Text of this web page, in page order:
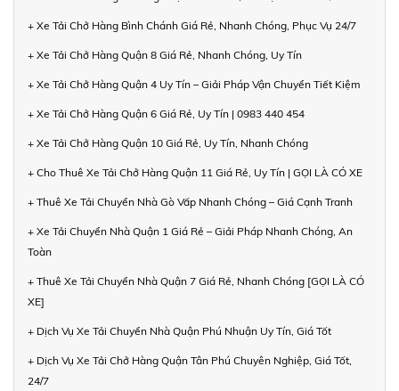
+ Xe Tải Chở Hàng Bình Chánh Giá Rẻ, Nhanh Chóng, Phục Vụ 24/7
+ Xe Tải Chở Hàng Quận 8 Giá Rẻ, Nhanh Chóng, Uy Tín
+ Xe Tải Chở Hàng Quận 4 Uy Tín – Giải Pháp Vận Chuyển Tiết Kiệm
+ Xe Tải Chở Hàng Quận 6 Giá Rẻ, Uy Tín | 0983 440 454
+ Xe Tải Chở Hàng Quận 10 Giá Rẻ, Uy Tín, Nhanh Chóng
+ Cho Thuê Xe Tải Chở Hàng Quận 11 Giá Rẻ, Uy Tín | GỌI LÀ CÓ XE
+ Thuê Xe Tải Chuyển Nhà Gò Vấp Nhanh Chóng – Giá Cạnh Tranh
+ Xe Tải Chuyển Nhà Quận 1 Giá Rẻ – Giải Pháp Nhanh Chóng, An
Toàn
+ Thuê Xe Tải Chuyển Nhà Quận 7 Giá Rẻ, Nhanh Chóng [GỌI LÀ CÓ
XE]
+ Dịch Vụ Xe Tải Chuyển Nhà Quận Phú Nhuận Uy Tín, Giá Tốt
+ Dịch Vụ Xe Tải Chở Hàng Quận Tân Phú Chuyên Nghiệp, Giá Tốt,
24/7